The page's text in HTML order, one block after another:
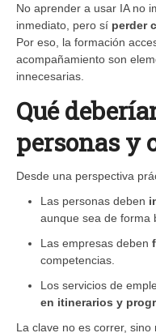
No aprender a usar IA no
inmediato, pero sí perder
Por eso, la formación
acompañamiento son
innecesarias.
Qué
personas y
Desde una perspectiva
Las personas deben
aunque sea de forma
Las empresas deben
competencias.
Los servicios de
en itinerarios y
La clave no es correr, sino